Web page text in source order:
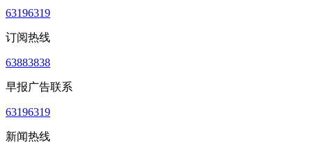
63196319
订阅热线
63883838
早报广告联系
63196319
新闻热线